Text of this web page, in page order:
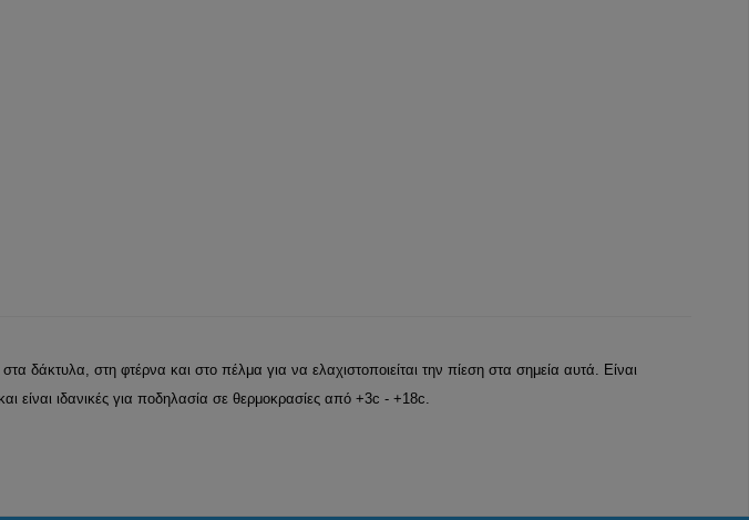
στα δάκτυλα, στη φτέρνα και στο πέλμα για να ελαχιστοποιείται την πίεση στα σημεία αυτά. Είναι
ιδανικές για ποδηλασία σε θερμοκρασίες από +3c - +18c.